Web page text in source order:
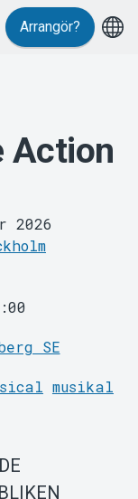
Arrangör?
Action
2026
SE
musikal